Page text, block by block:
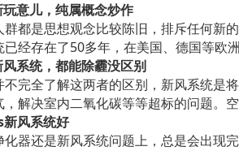
意儿，纯属概念炒作
都是思想观念比较陈旧，排斥任何新
经存在了50多年，在美国、德国等欧
系统，都能除霾没区别
完全了解这两者的区别，新风系统是
解决室内二氧化碳等等超标的问题。
风系统好
器还是新风系统问题上，总是会出现